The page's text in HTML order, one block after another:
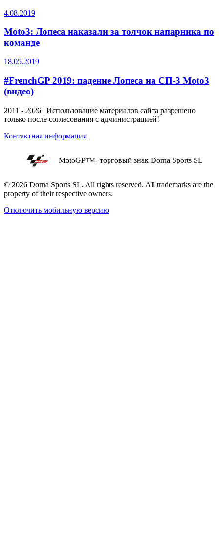
4.08.2019
Moto3: Лопеса наказали за толчок напарника по
команде
18.05.2019
#FrenchGP 2019: падение Лопеса на СП-3 Moto3
(видео)
2011 - 2026 | Использование материалов сайта разрешено
только после согласования с администрацией!
Контактная информация
MotoGPTM- торговый знак Dorna Sports SL
© 2026 Dorna Sports SL. All rights reserved. All trademarks are the
property of their respective owners.
Отключить мобильную версию